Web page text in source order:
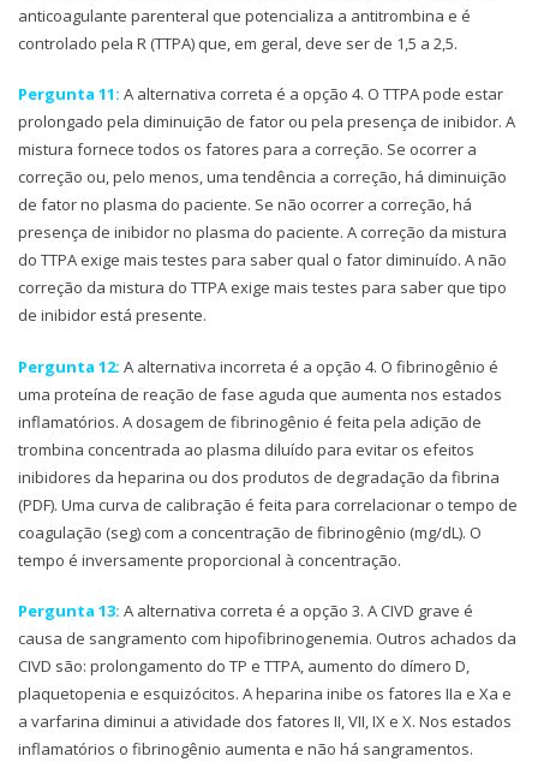
anticoagulante parenteral que potencializa a antitrombina e é
controlado pela R (TTPA) que, em geral, deve ser de 1,5 a 2,5.
Pergunta 11: A alternativa correta é a opção 4. O TTPA pode estar
prolongado pela diminuição de fator ou pela presença de inibidor. A
mistura fornece todos os fatores para a correção. Se ocorrer a
correção ou, pelo menos, uma tendência a correção, há diminuição
de fator no plasma do paciente. Se não ocorrer a correção, há
presença de inibidor no plasma do paciente. A correção da mistura
do TTPA exige mais testes para saber qual o fator diminuído. A não
correção da mistura do TTPA exige mais testes para saber que tipo
de inibidor está presente.
Pergunta 12: A alternativa incorreta é a opção 4. O fibrinogênio é
uma proteína de reação de fase aguda que aumenta nos estados
inflamatórios. A dosagem de fibrinogênio é feita pela adição de
trombina concentrada ao plasma diluído para evitar os efeitos
inibidores da heparina ou dos produtos de degradação da fibrina
(PDF). Uma curva de calibração é feita para correlacionar o tempo de
coagulação (seg) com a concentração de fibrinogênio (mg/dL). O
tempo é inversamente proporcional à concentração.
Pergunta 13: A alternativa correta é a opção 3. A CIVD grave é
causa de sangramento com hipofibrinogenemia. Outros achados da
CIVD são: prolongamento do TP e TTPA, aumento do dímero D,
plaquetopenia e esquizócitos. A heparina inibe os fatores IIa e Xa e
a varfarina diminui a atividade dos fatores II, VII, IX e X. Nos estados
inflamatórios o fibrinogênio aumenta e não há sangramentos.